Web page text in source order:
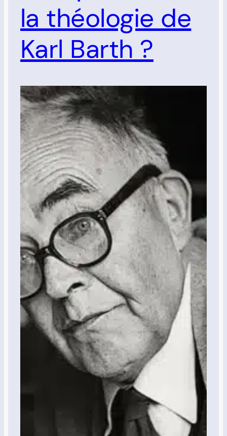
la théologie de
Karl Barth ?